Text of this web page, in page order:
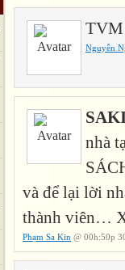
TVM
Nguyễn
nhà
và để lại lời
thành viên…
Phạm Sa Kin @ 00h:50p